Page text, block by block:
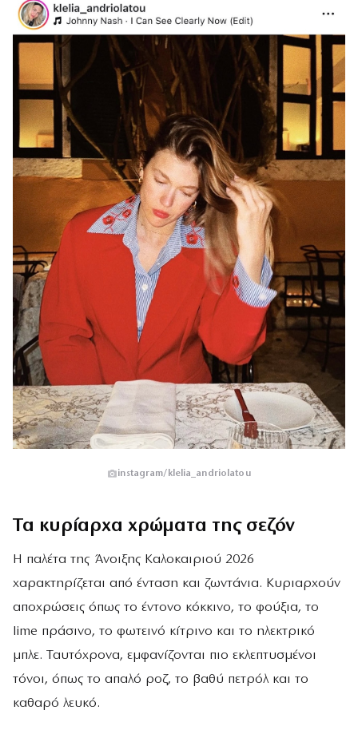
instagram/klelia_andriolatou
Τα κυρίαρχα χρώματα της σεζόν
Η παλέτα της Άνοιξης Καλοκαιριού 2026
χαρακτηρίζεται από ένταση και ζωντάνια. Κυριαρχούν
αποχρώσεις όπως το έντονο κόκκινο, το φούξια, το
lime πράσινο, το φωτεινό κίτρινο και το ηλεκτρικό
μπλε. Ταυτόχρονα, εμφανίζονται πιο εκλεπτυσμένοι
τόνοι, όπως το απαλό ροζ, το βαθύ πετρόλ και το
καθαρό λευκό.